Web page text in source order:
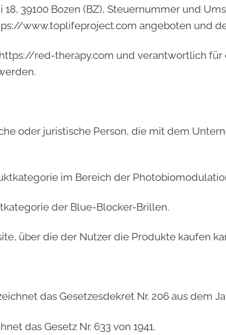
18, 39100 Bozen (BZ), Steuernummer und
www.toplifeproject.com angeboten und
red-therapy.com und verantwortlich
oder juristische Person, die mit dem
im Bereich der
der Blue-Blocker-Brillen.
über die der Nutzer die Produkte kaufen
das Gesetzesdekret Nr. 206 aus dem
das Gesetz Nr. 633 von 1941.